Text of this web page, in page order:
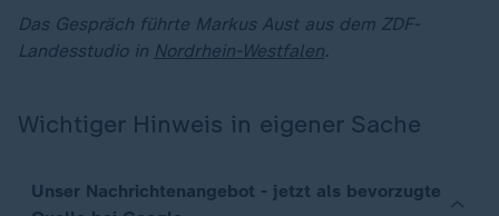
Das Gespräch führte Markus Aust aus dem ZDF-
Landesstudio in Nordrhein-Westfalen.
Wichtiger Hinweis in eigener Sache
Unser Nachrichtenangebot - jetzt als bevorzugte